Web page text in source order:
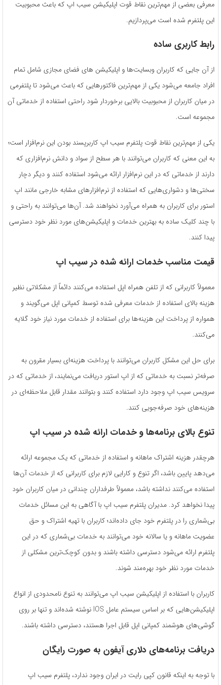
معرفی بعضی از مهم‌ترین نقاط قوت اپلیکیشن سیب اپ که باعث محبوبیت
این پلتفرم شده است می‌پردازیم.
رابط کاربری ساده
از آن جایی ‌که کاربران وبسایت‌ها و اپلیکیشن های فضای مجازی شامل تمام
افراد جامعه می‌شود یکی از مهم‌ترین فاکتورهایی که باعث می‌شود تا پلتفرمی
در میان کاربران از محبوبیت بالایی برخوردار شود راحتی استفاده از خدماتی آن
مجموعه است.
یکی از مهم‌ترین نقاط قوت پلتفرم سیب اپ کاربرپسند بودن این نرم‌افزار است؛
به این معنی که کاربران می‌توانند با هر سطح از سواد و دانش نرم‌افزاری که
دارند از خدماتی که در این نرم‌افزار ارائه می‌شود استفاده کنند و دیگر دچار
سختی‌ها و دشواری‌هایی که استفاده از نرم‌افزارهای مشابه خارجی مانند اپ
استور برای کاربران به همراه می‌آورد نخواهند شد. آن‌ها می‌توانند به ‌راحتی و
با چند کلیک ساده به بهترین خدمات و اپلیکیشن‌های مورد نظر خود دسترسی
پیدا کنند.
قیمت مناسب خدمات ارائه‌ شده در سیب اپ
معمولاً کاربرانی که از تلفن همراه اپل استفاده می‌کنند دائماً از مشکلاتی نظیر
هزینه بالای استفاده از خدمات معرفی شده توسط کمپانی اپل می‌گویند و
همواره از پرداخت این هزینه‌ها برای استفاده از خدمات مورد نیاز خود گلایه
می‌کنند.
برای حل این مشکل کاربران می‌توانند با پرداخت هزینه‌ای بسیار مقرون به‌
صرفه‌تر نسبت به خدماتی که از اپ استور دریافت می‌نمایند، از خدماتی که در
سرویس سیب اپ وجود دارد استفاده کنند و بتوانند مقدار قابل‌ ملاحظه‌ای در
هزینه‌های خود صرفه‌جویی کنند.
تنوع بالای برنامه‌ها و خدمات ارائه ‌شده در سیب اپ
هرچقدر هزینه اشتراک ماهانه و استفاده از خدماتی که یک مجموعه ارائه
می‌دهد پایین باشد، اگر تنوع و کارایی لازم برای کاربرانی که از خدمات آن‌ها
استفاده می‌کنند نداشته باشد، معمولاً طرفداران چندانی در میان کاربران خود
پیدا نخواهد کرد. مدیران پلتفرم سیب اپ با آگاهی به این مسائل خدمات
بی‌شماری را در پلتفرم خود جای ‌داده‌اند؛ کاربران با تهیه اشتراک و حق
عضویت ماهانه و یا سالانه خود می‌توانند به خدمات بی‌شماری که در این
پلتفرم ارائه می‌شود دسترسی داشته باشند و بدون کوچک‌ترین مشکلی از
خدمات مورد نظر خود بهره‌مند شوند.
کاربران با استفاده از اپلیکیشن سیب اپ می‌توانند به تنوع نامحدودی از انواع
اپلیکیشن‌هایی که بر اساس سیستم‌ عامل IOS نوشته‌ شده‌اند و تنها بر روی
گوشی‌های هوشمند کمپانی اپل قابل اجرا هستند، دسترسی داشته باشند.
دریافت برنامه‌های دلاری آیفون به‌ صورت رایگان
با توجه به اینکه قانون کپی ‌رایت در ایران وجود ندارد، پلتفرم سیب اپ